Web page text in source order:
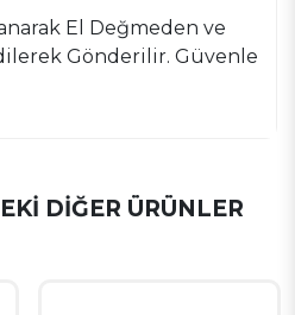
El Değmeden ve
Gönderilir. Güvenle
DIĞER ÜRÜNLER